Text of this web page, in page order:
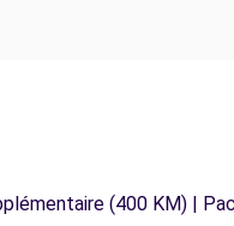
(400 KM) |